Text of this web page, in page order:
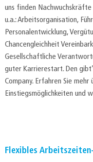
uns finden
u.a.: Arbeitsorganisation,
Personalentwicklung,
Chancengleichheit
Gesellschaftliche
guter Karrierestart. Den
Company. Erfahren Sie mehr
Einstiegsmöglichkeiten und
Flexibles